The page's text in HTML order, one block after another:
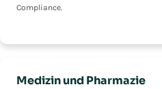
Compliance.
Medizin und Pharmazie